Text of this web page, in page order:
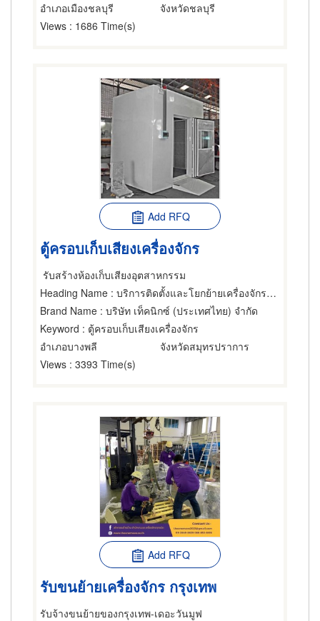
อำเภอเมืองชลบุรี
จังหวัดชลบุรี
Views : 1686 Time(s)
Add RFQ
ตู้ครอบเก็บเสียงเครื่องจักร
รับสร้างห้องเก็บเสียงอุตสาหกรรม
Heading Name : บริการติดตั้งและโยกย้ายเครื่องจักรกล,วิศวกรและผู้รับเหมาเกี่ยวกับโรงงานอุตสาหกรรม,ซ่อมเครื่องมือและอุปกรณ์อิเล็กทรอนิกส์
Brand Name : บริษัท เท็คนิกซ์ (ประเทศไทย) จำกัด
Keyword : ตู้ครอบเก็บเสียงเครื่องจักร
อำเภอบางพลี
จังหวัดสมุทรปราการ
Views : 3393 Time(s)
Add RFQ
รับขนย้ายเครื่องจักร กรุงเทพ
รับจ้างขนย้ายของกรุงเทพ-เดอะวันมูฟ